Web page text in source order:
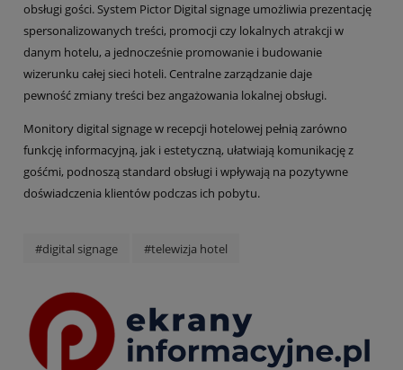
obsługi gości. System Pictor Digital signage umożliwia prezentację
spersonalizowanych treści, promocji czy lokalnych atrakcji w
danym hotelu, a jednocześnie promowanie i budowanie
wizerunku całej sieci hoteli. Centralne zarządzanie daje
pewność zmiany treści bez angażowania lokalnej obsługi.
Monitory digital signage w recepcji hotelowej pełnią zarówno
funkcję informacyjną, jak i estetyczną, ułatwiają komunikację z
gośćmi, podnoszą standard obsługi i wpływają na pozytywne
doświadczenia klientów podczas ich pobytu.
#digital signage #telewizja hotel